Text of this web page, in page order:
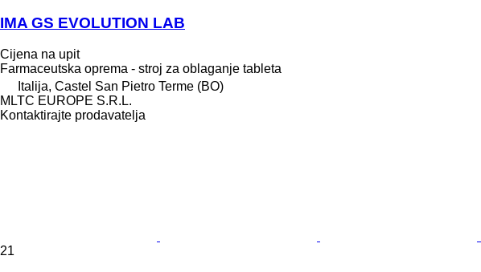
IMA GS EVOLUTION LAB
Cijena na upit
Farmaceutska oprema - stroj za oblaganje tableta
Italija, Castel San Pietro Terme (BO)
MLTC EUROPE S.R.L.
Kontaktirajte prodavatelja
21